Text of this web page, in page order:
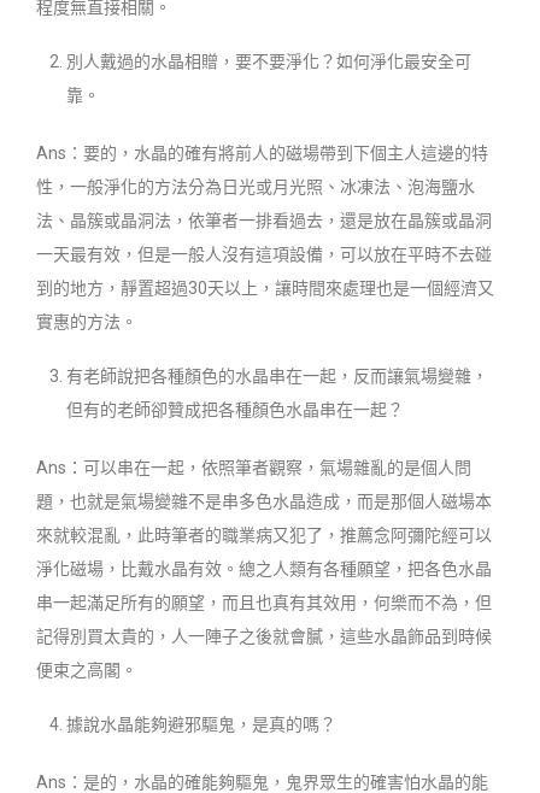
程度無直接相關。
別人戴過的水晶相贈，要不要淨化？如何淨化最安全可
靠。
Ans：要的，水晶的確有將前人的磁場帶到下個主人這邊的特
性，一般淨化的方法分為日光或月光照、冰凍法、泡海鹽水
法、晶簇或晶洞法，依筆者一排看過去，還是放在晶簇或晶洞
一天最有效，但是一般人沒有這項設備，可以放在平時不去碰
到的地方，靜置超過30天以上，讓時間來處理也是一個經濟又
實惠的方法。
有老師說把各種顏色的水晶串在一起，反而讓氣場變雜，
但有的老師卻贊成把各種顏色水晶串在一起？
Ans：可以串在一起，依照筆者觀察，氣場雜亂的是個人問
題，也就是氣場變雜不是串多色水晶造成，而是那個人磁場本
來就較混亂，此時筆者的職業病又犯了，推薦念阿彌陀經可以
淨化磁場，比戴水晶有效。總之人類有各種願望，把各色水晶
串一起滿足所有的願望，而且也真有其效用，何樂而不為，但
記得別買太貴的，人一陣子之後就會膩，這些水晶飾品到時候
便束之高閣。
據說水晶能夠避邪驅鬼，是真的嗎？
Ans：是的，水晶的確能夠驅鬼，鬼界眾生的確害怕水晶的能